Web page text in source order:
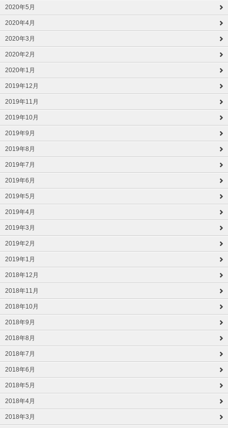
2020年5月
2020年4月
2020年3月
2020年2月
2020年1月
2019年12月
2019年11月
2019年10月
2019年9月
2019年8月
2019年7月
2019年6月
2019年5月
2019年4月
2019年3月
2019年2月
2019年1月
2018年12月
2018年11月
2018年10月
2018年9月
2018年8月
2018年7月
2018年6月
2018年5月
2018年4月
2018年3月